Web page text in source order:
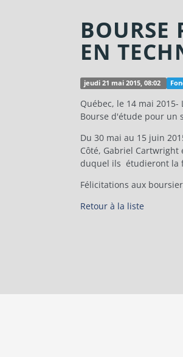
BOURSE
EN
jeudi 21 mai 2015, 08:02
Québec, le 14 mai
Bourse d'étude pour un
Du 30 mai au 15 juin
Côté, Gabriel
duquel ils étudieront la
Félicitations aux
Retour à la liste